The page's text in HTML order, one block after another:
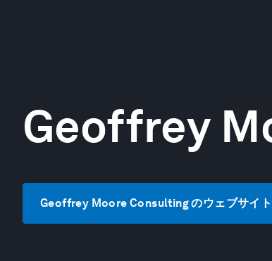
Geoffrey
Geoffrey Moore Consulting のウェブサイ